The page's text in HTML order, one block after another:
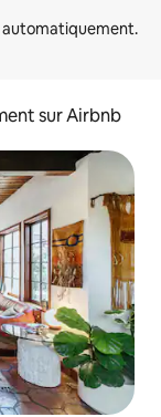
sur Airbnb